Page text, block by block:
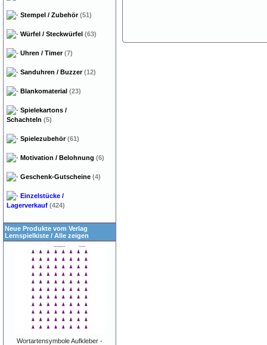
Stempel / Zubehör(51)
Würfel / Steckwürfel (63)
Uhren / Timer(7)
Sanduhren / Buzzer(12)
Blankomaterial (23)
Spielekartons /
Schachteln (5)
Spielezubehör(61)
Motivation / Belohnung (6)
Geschenk-Gutscheine (4)
Einzelstücke /
Lagerverkauf (424)
Neue Produkte vom Verlag
Lernspielkiste / Alle zeigen
Wortartensymbole Aufkleber -